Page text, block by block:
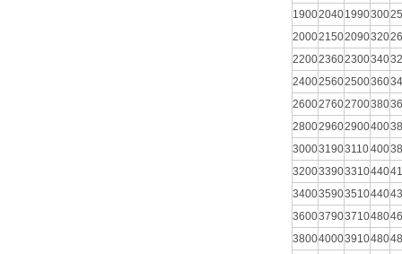
190020401990300
200021502090320
220023602300340
240025602500360
260027602700380
280029602900400
300031903110400
320033903310440
340035903510440
360037903710480
380040003910480